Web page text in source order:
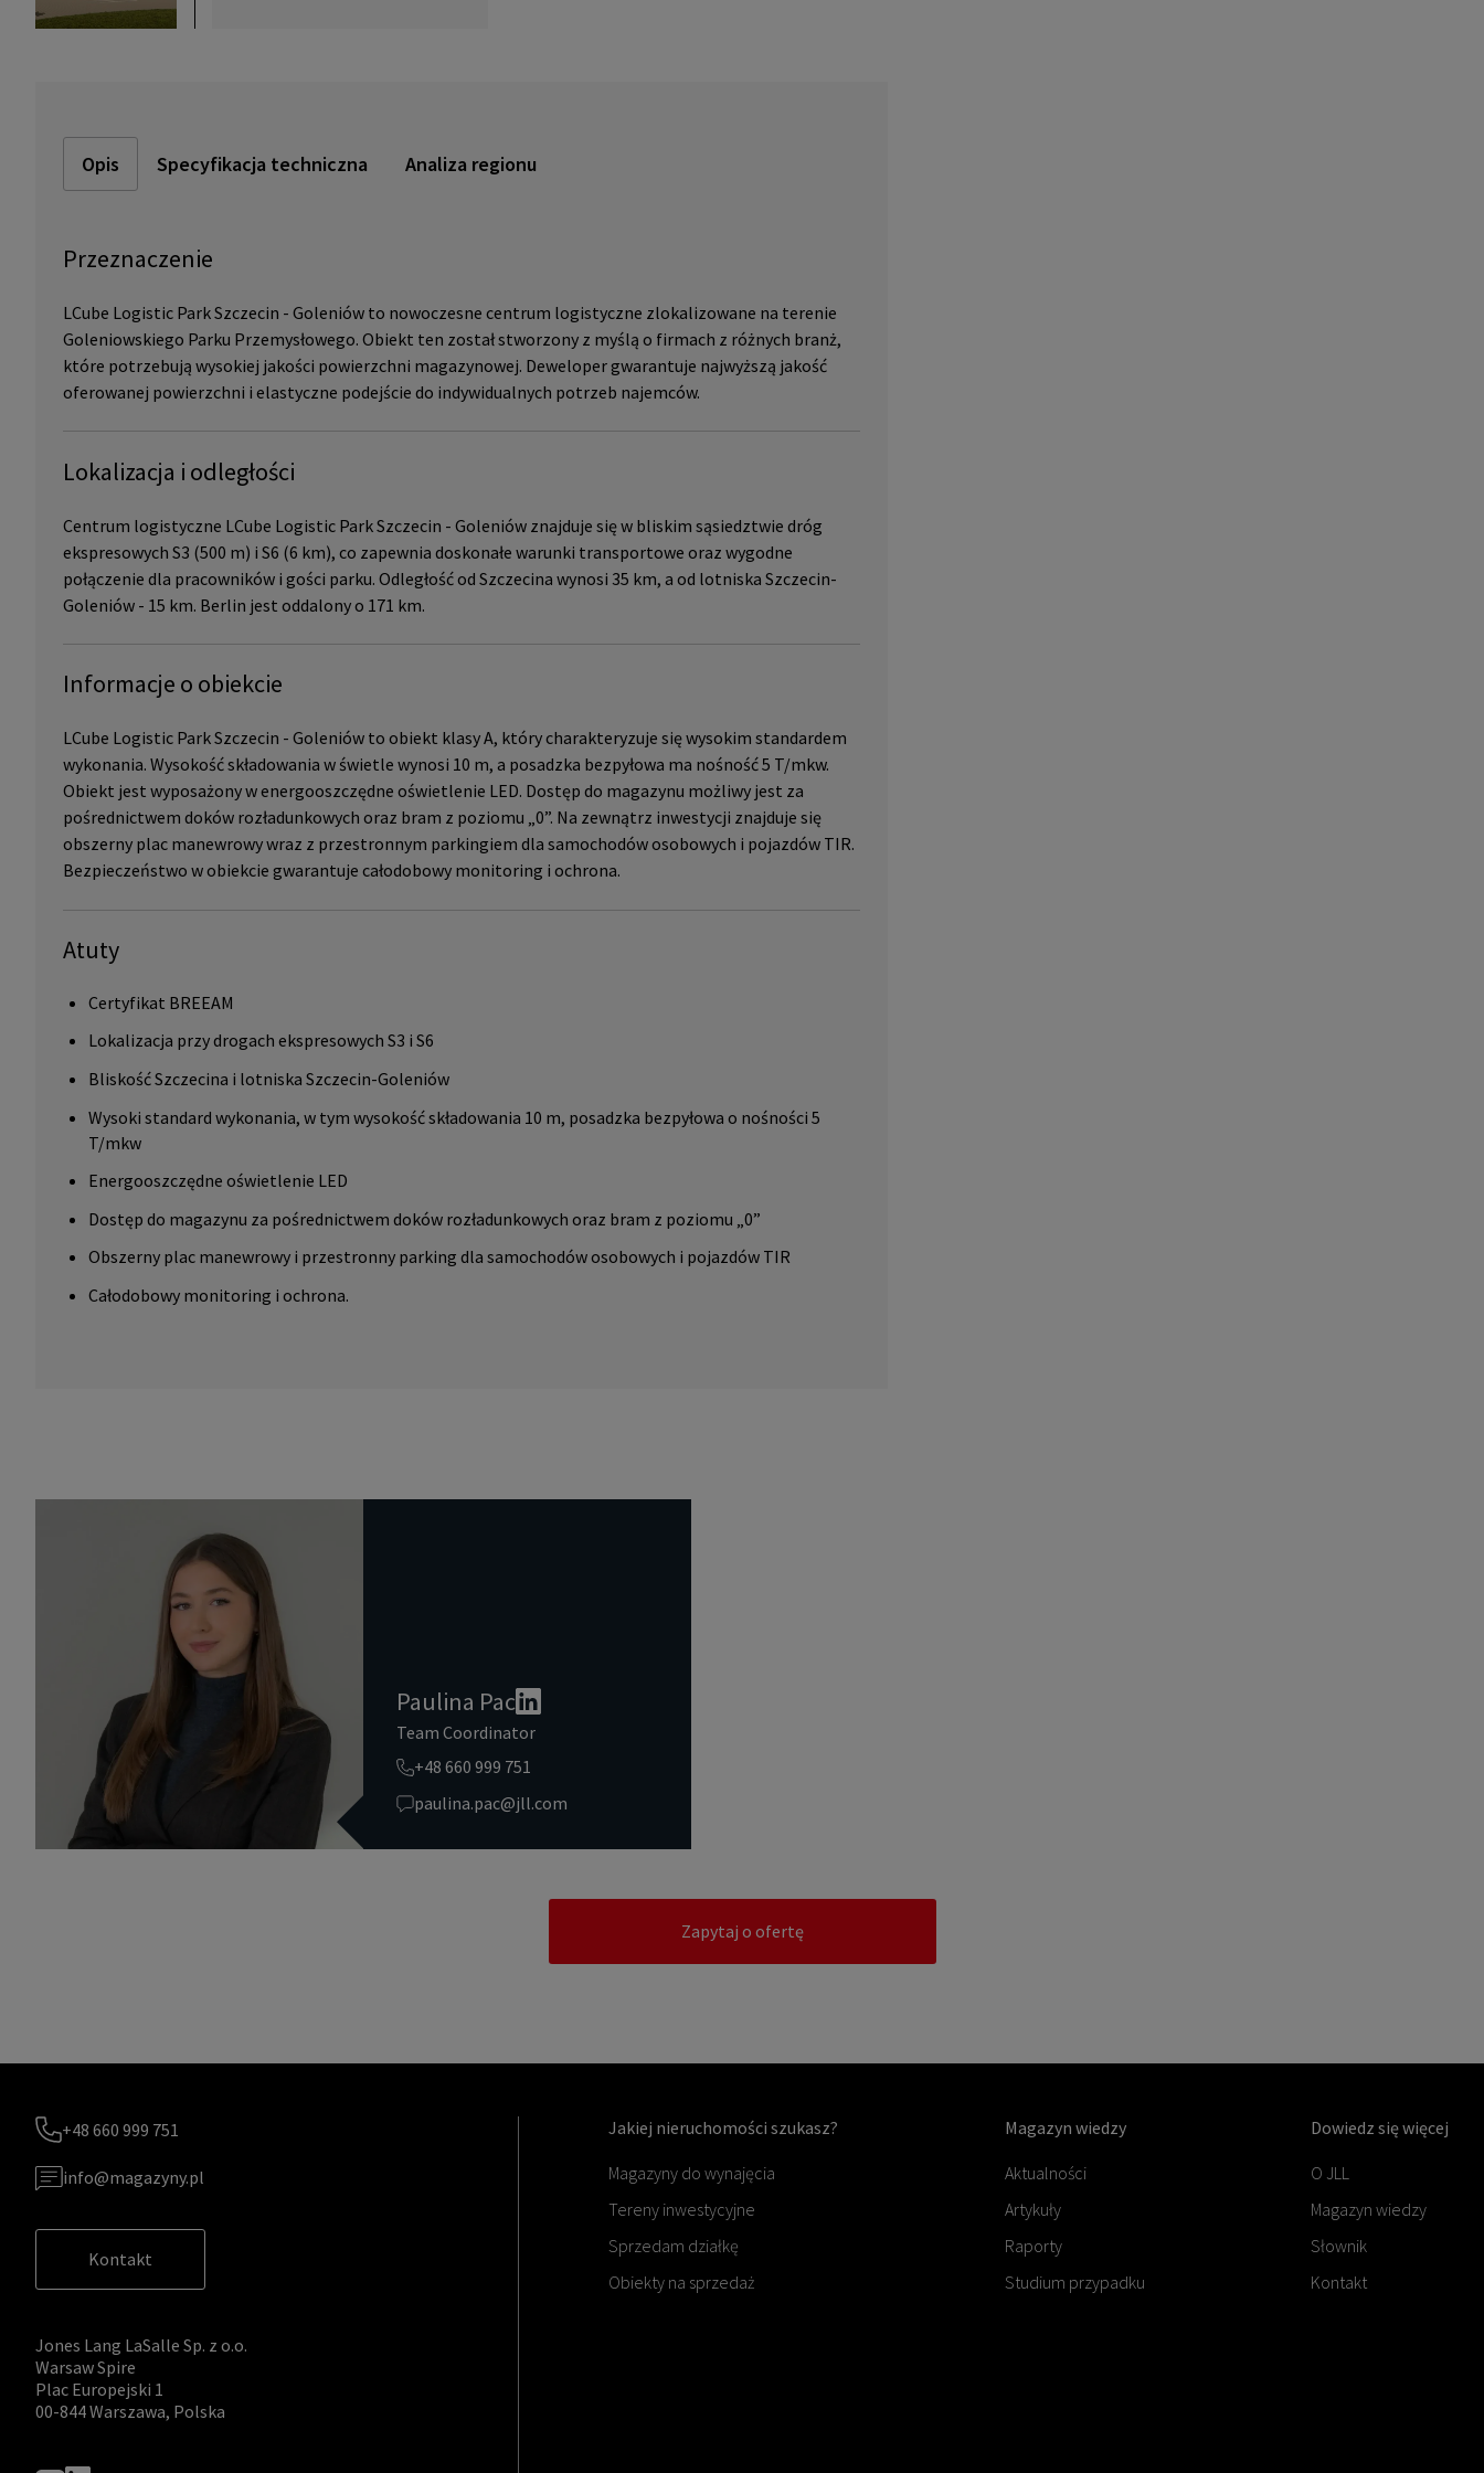
Opis Specyfikacja techniczna Analiza regionu
Przeznaczenie
LCube Logistic Park Szczecin - Goleniów to nowoczesne centrum logistyczne zlokalizowane na terenie
Goleniowskiego Parku Przemysłowego. Obiekt ten został stworzony z myślą o firmach z różnych branż,
które potrzebują wysokiej jakości powierzchni magazynowej. Deweloper gwarantuje najwyższą jakość
oferowanej powierzchni i elastyczne podejście do indywidualnych potrzeb najemców.
Lokalizacja i odległości
Centrum logistyczne LCube Logistic Park Szczecin - Goleniów znajduje się w bliskim sąsiedztwie dróg
ekspresowych S3 (500 m) i S6 (6 km), co zapewnia doskonałe warunki transportowe oraz wygodne
połączenie dla pracowników i gości parku. Odległość od Szczecina wynosi 35 km, a od lotniska Szczecin-
Goleniów - 15 km. Berlin jest oddalony o 171 km.
Informacje o obiekcie
LCube Logistic Park Szczecin - Goleniów to obiekt klasy A, który charakteryzuje się wysokim standardem
wykonania. Wysokość składowania w świetle wynosi 10 m, a posadzka bezpyłowa ma nośność 5 T/mkw.
Obiekt jest wyposażony w energooszczędne oświetlenie LED. Dostęp do magazynu możliwy jest za
pośrednictwem doków rozładunkowych oraz bram z poziomu „0”. Na zewnątrz inwestycji znajduje się
obszerny plac manewrowy wraz z przestronnym parkingiem dla samochodów osobowych i pojazdów TIR.
Bezpieczeństwo w obiekcie gwarantuje całodobowy monitoring i ochrona.
Atuty
Certyfikat BREEAM
Lokalizacja przy drogach ekspresowych S3 i S6
Bliskość Szczecina i lotniska Szczecin-Goleniów
Wysoki standard wykonania, w tym wysokość składowania 10 m, posadzka bezpyłowa o nośności 5
T/mkw
Energooszczędne oświetlenie LED
Dostęp do magazynu za pośrednictwem doków rozładunkowych oraz bram z poziomu „0”
Obszerny plac manewrowy i przestronny parking dla samochodów osobowych i pojazdów TIR
Całodobowy monitoring i ochrona.
Paulina Pac
Team Coordinator
+48 660 999 751
paulina.pac@jll.com
Zapytaj o ofertę
+48 660 999 751
info@magazyny.pl
Kontakt
Jones Lang LaSalle Sp. z o.o.
Warsaw Spire
Plac Europejski 1
00-844 Warszawa, Polska
Jakiej nieruchomości szukasz?
Magazyny do wynajęcia
Tereny inwestycyjne
Sprzedam działkę
Obiekty na sprzedaż
Magazyn wiedzy
Aktualności
Artykuły
Raporty
Studium przypadku
Dowiedz się więcej
O JLL
Magazyn wiedzy
Słownik
Kontakt